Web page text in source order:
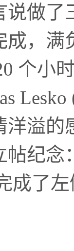
说做
成，
个小
洋溢的
帖纪
成了